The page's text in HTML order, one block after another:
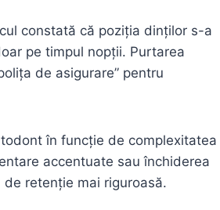
constată că poziția dinților s-a
pe timpul nopții. Purtarea
de asigurare” pentru
în funcție de complexitatea
accentuate sau închiderea
retenție mai riguroasă.